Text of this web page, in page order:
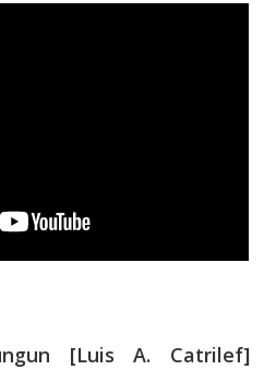
[Luis A. Catrilef]